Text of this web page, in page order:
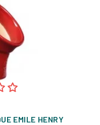
EMILE HENRY